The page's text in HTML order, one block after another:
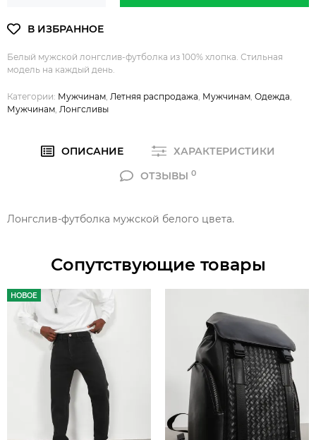
Белый мужской лонгслив-футболка из 100% хлопка. Стильная
модель на каждый день.
Категории: Мужчинам, Летняя распродажа, Мужчинам, Одежда,
Мужчинам, Лонгсливы
ОПИСАНИЕ
ХАРАКТЕРИСТИКИ
ОТЗЫВЫ 0
Лонгслив-футболка мужской белого цвета.
Сопутствующие товары
НОВОЕ